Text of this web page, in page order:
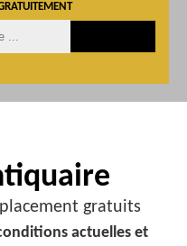
gratuits
actuelles et